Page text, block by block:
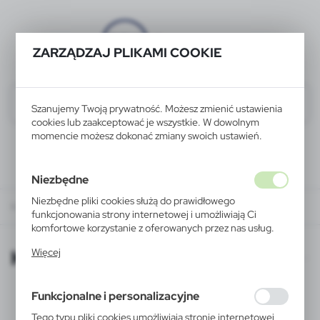
ZARZĄDZAJ PLIKAMI COOKIE
Szanujemy Twoją prywatność. Możesz zmienić ustawienia
cookies lub zaakceptować je wszystkie. W dowolnym
momencie możesz dokonać zmiany swoich ustawień.
Niezbędne
Niezbędne pliki cookies służą do prawidłowego
funkcjonowania strony internetowej i umożliwiają Ci
komfortowe korzystanie z oferowanych przez nas usług.
działania w celu m.in. dostosowania Twoich ustawień
korzystasz, może działać bez zakłóceń.
Więcej
Funkcjonalne i personalizacyjne
Tego typu pliki cookies umożliwiają stronie internetowej
KATALOGI ONLINE
KATALOGI ONLINE